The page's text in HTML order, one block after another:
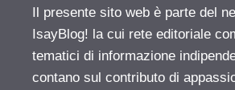
Il presente sito web è parte del
IsayBlog! la cui rete editoriale
tematici di informazione
contano sul contributo di